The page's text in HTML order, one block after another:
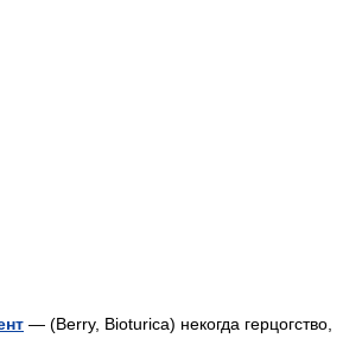
— (Berry, Bioturica) некогда герцогство,